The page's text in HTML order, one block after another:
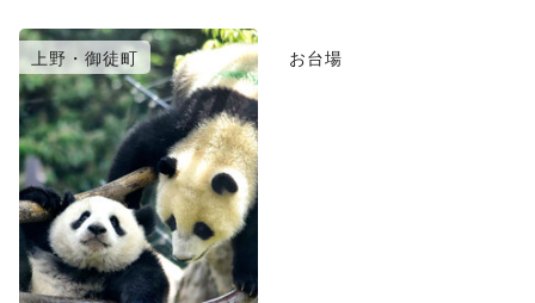
上野・御徒町 お台場